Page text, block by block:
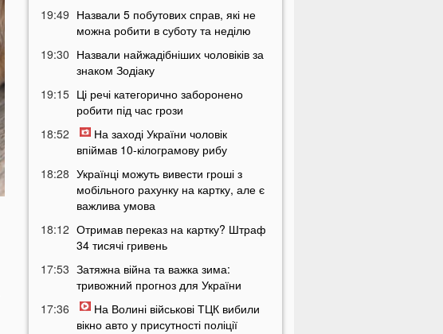
19:49 Назвали 5 побутових справ, які не
можна робити в суботу та неділю
19:30 Назвали найжадібніших чоловіків за
знаком Зодіаку
19:15 Ці речі категорично заборонено
робити під час грози
18:52
На заході України чоловік
впіймав 10-кілограмову рибу
18:28 Українці можуть вивести гроші з
мобільного рахунку на картку, але є
важлива умова
18:12 Отримав переказ на картку? Штраф
34 тисячі гривень
17:53 Затяжна війна та важка зима:
тривожний прогноз для України
17:36
На Волині військові ТЦК вибили
вікно авто у присутності поліції